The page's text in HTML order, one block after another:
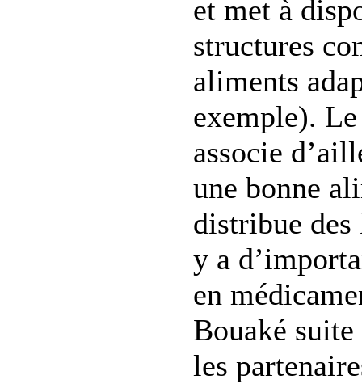
et met à
structures
aliments
exemple).
associe
une bonne
distribue
y a
en
Bouaké
les